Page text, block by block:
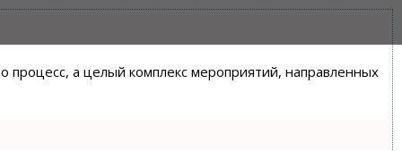
процесс, а целый комплекс мероприятий, направленных